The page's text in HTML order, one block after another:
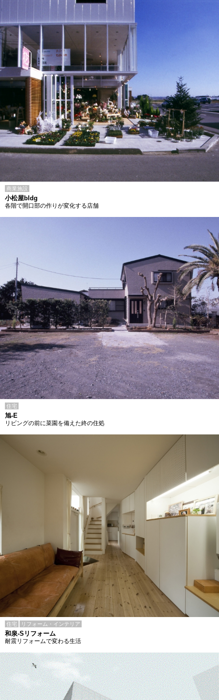
商業施設
小松屋bldg
各階で開口部の作りが変化する店舗
住宅
旭-E
リビングの前に菜園を備えた終の住処
住宅 リフォーム・インテリア
和泉-Sリフォーム
耐震リフォームで変わる生活